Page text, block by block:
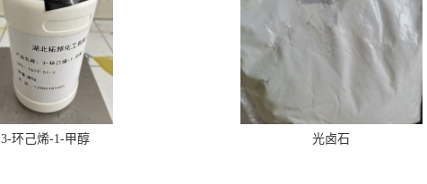
3-环己烯-1-甲醇 光卤石